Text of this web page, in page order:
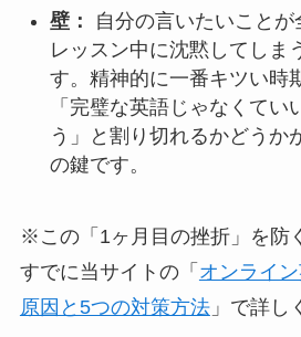
壁：
自分の言いたいことが
レッスン中に沈黙してしま
す。精神的に一番キツい時
「完璧な英語じゃなくてい
う」と割り切れるかどうか
の鍵です。
※この「1ヶ月目の挫折」を防
すでに当サイトの「 オンライ
原因と5つの対策方法」で詳し